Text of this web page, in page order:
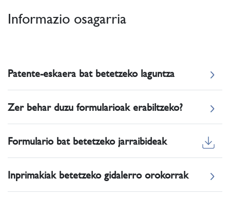
Informazio osagarria
Patente-eskaera bat betetzeko laguntza
Zer behar duzu formularioak erabiltzeko?
Formulario bat betetzeko jarraibideak
Inprimakiak betetzeko gidalerro orokorrak